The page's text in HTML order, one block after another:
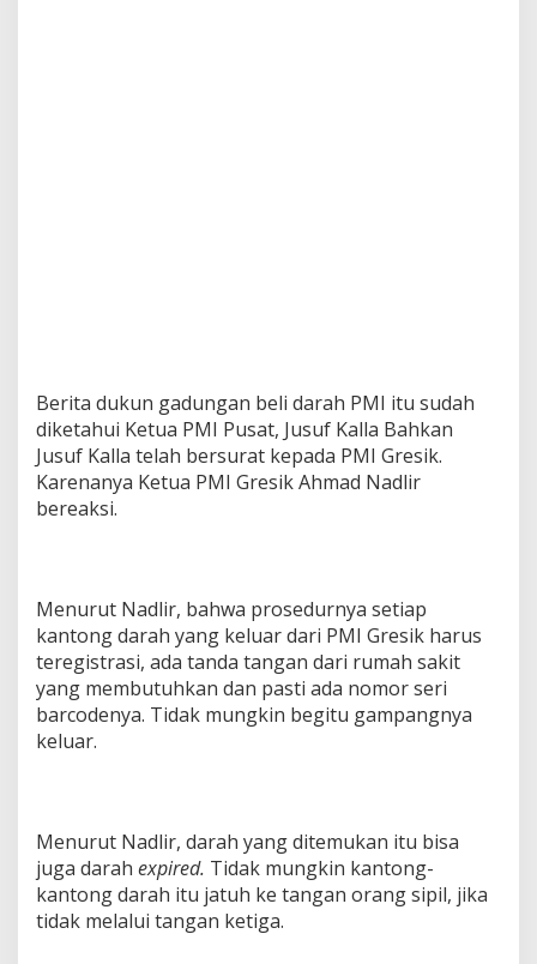
Berita dukun gadungan beli darah PMI itu sudah
diketahui Ketua PMI Pusat, Jusuf Kalla Bahkan
Jusuf Kalla telah bersurat kepada PMI Gresik.
Karenanya Ketua PMI Gresik Ahmad Nadlir
bereaksi.
Menurut Nadlir, bahwa prosedurnya setiap
kantong darah yang keluar dari PMI Gresik harus
teregistrasi, ada tanda tangan dari rumah sakit
yang membutuhkan dan pasti ada nomor seri
barcodenya. Tidak mungkin begitu gampangnya
keluar.
Menurut Nadlir, darah yang ditemukan itu bisa
juga darah expired. Tidak mungkin kantong-
kantong darah itu jatuh ke tangan orang sipil, jika
tidak melalui tangan ketiga.